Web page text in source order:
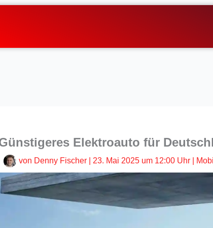
Elektroauto für
von Denny Fischer 23. Mai 2025 um 12:00 Uhr|